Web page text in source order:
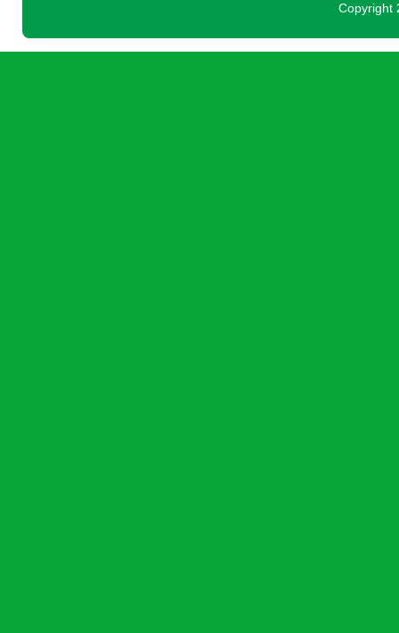
Copyright